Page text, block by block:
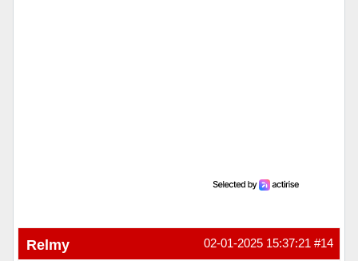
#14
02-01-2025 15:37:21
Relmy